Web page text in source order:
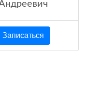
Записаться